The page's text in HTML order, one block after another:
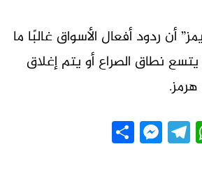
أن ردود أفعال الأسواق غالبًا ما
نطاق الصراع أو يتم إغلاق
WhatsApp
Telegram
Messenger